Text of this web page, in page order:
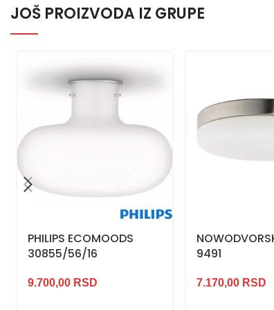
JOŠ PROIZVODA IZ GRUPE
PHILIPS ECOMOODS
30855/56/16
9.700,00 RSD
9491
7.170,00 RSD